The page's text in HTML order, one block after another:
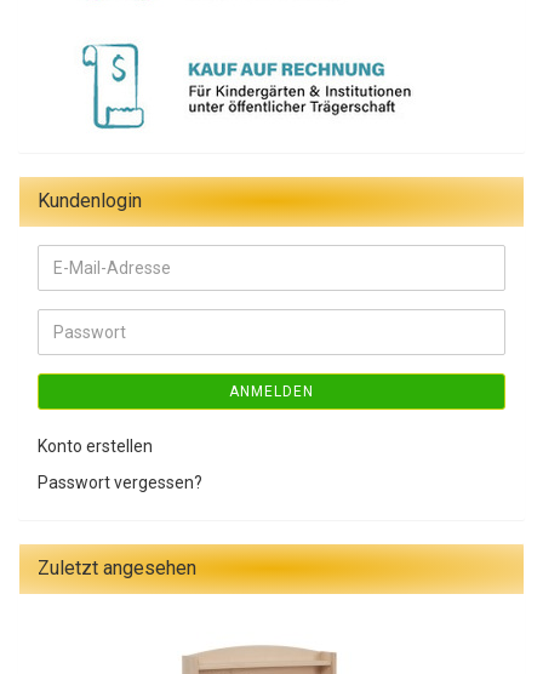
Kundenlogin
E-
Mail-
Adresse
Passwort
ANMELDEN
Konto erstellen
Passwort vergessen?
Zuletzt angesehen